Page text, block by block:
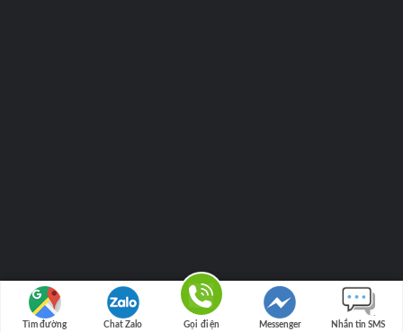
Tìm đường Chat Zalo Gọi điện Messenger Nhắn tin SMS